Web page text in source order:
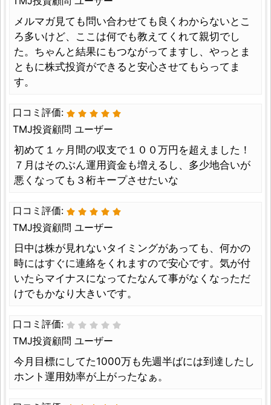
メルマガ見ても問い合わせても良くわからないとこ
ろ多いけど、ここは何でも教えてくれて親切でし
た。ちゃんと結果にもつながってますし、やっとま
ともに株式投資ができると安心させてもらってま
す。
口コミ評価:
TMJ投資顧問 ユーザー
初めて１ヶ月間の収支で１００万円を超えました！
７月はそのぶん運用資金も増えるし、多少地合いが
悪くなっても３桁キープさせたいな
口コミ評価:
TMJ投資顧問 ユーザー
日中は株が見れないタイミングがあっても、何かの
時にはすぐに連絡をくれますので安心です。気が付
いたらマイナスになってたなんて事がなくなっただ
けでもかなり大きいです。
口コミ評価:
TMJ投資顧問 ユーザー
今月目標にしてた1000万も先週半ばには到達したし
ホント運用効率が上がったなぁ。